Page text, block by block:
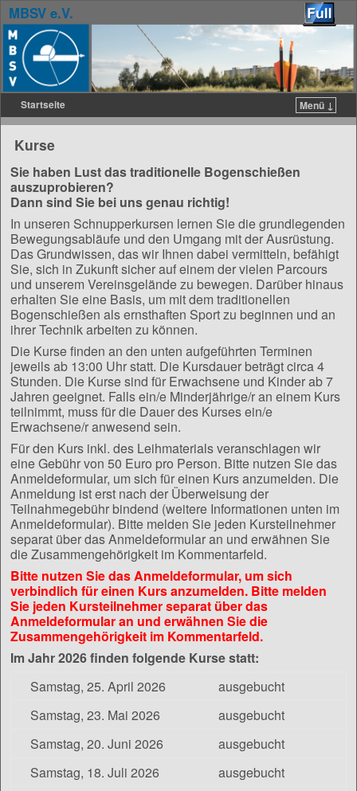
MBSV e.V.
Startseite
Menü ↓
Zum Inhalt wechseln
Zum sekundären Inhalt wechseln
Kurse
Sie haben Lust das traditionelle Bogenschießen
auszuprobieren?
Dann sind Sie bei uns genau richtig!
In unseren Schnupperkursen lernen Sie die grundlegenden
Bewegungsabläufe und den Umgang mit der Ausrüstung.
Das Grundwissen, das wir Ihnen dabei vermitteln, befähigt
Sie, sich in Zukunft sicher auf einem der vielen Parcours
und unserem Vereinsgelände zu bewegen. Darüber hinaus
erhalten Sie eine Basis, um mit dem traditionellen
Bogenschießen als ernsthaften Sport zu beginnen und an
ihrer Technik arbeiten zu können.
Die Kurse finden an den unten aufgeführten Terminen
jeweils ab 13:00 Uhr statt. Die Kursdauer beträgt circa 4
Stunden. Die Kurse sind für Erwachsene und Kinder ab 7
Jahren geeignet. Falls ein/e Minderjährige/r an einem Kurs
teilnimmt, muss für die Dauer des Kurses ein/e
Erwachsene/r anwesend sein.
Für den Kurs inkl. des Leihmaterials veranschlagen wir
eine Gebühr von 50 Euro pro Person. Bitte nutzen Sie das
Anmeldeformular, um sich für einen Kurs anzumelden. Die
Anmeldung ist erst nach der Überweisung der
Teilnahmegebühr bindend (weitere Informationen unten im
Anmeldeformular). Bitte melden Sie jeden Kursteilnehmer
separat über das Anmeldeformular an und erwähnen Sie
die Zusammengehörigkeit im Kommentarfeld.
Bitte nutzen Sie das Anmeldeformular, um sich
verbindlich für einen Kurs anzumelden. Bitte melden
Sie jeden Kursteilnehmer separat über das
Anmeldeformular an und erwähnen Sie die
Zusammengehörigkeit im Kommentarfeld.
Im Jahr 2026 finden folgende Kurse statt:
Samstag, 25. April 2026
ausgebucht
Samstag, 23. Mai 2026
ausgebucht
Samstag, 20. Juni 2026
ausgebucht
Samstag, 18. Juli 2026
ausgebucht